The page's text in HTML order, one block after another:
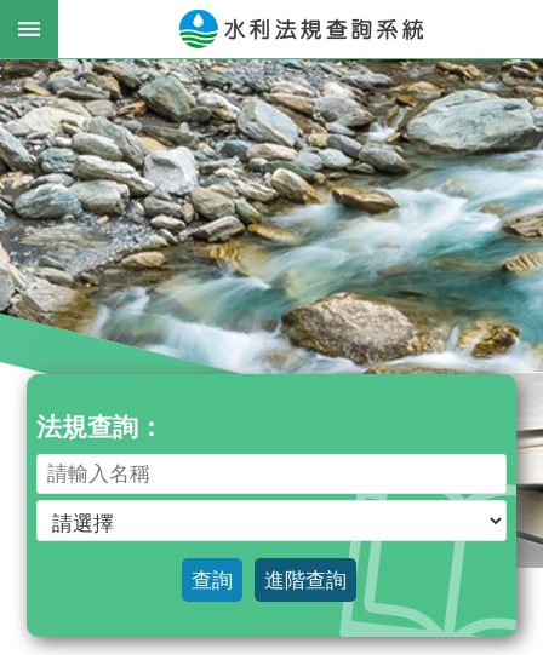
跳到主要內容區塊
進
階
搜
尋
最
新
息
公
告
法
律
規
法規查詢：
查詢 進階查詢